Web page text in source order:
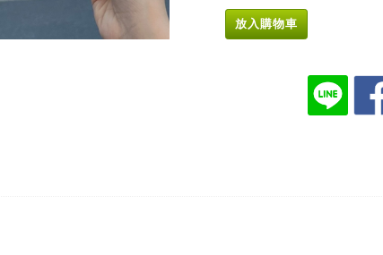
放入購物車